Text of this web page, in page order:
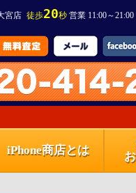
宮店 徒歩20秒 営業 11:00～21:00
iPhone商店とは